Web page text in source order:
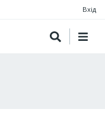
Вхід